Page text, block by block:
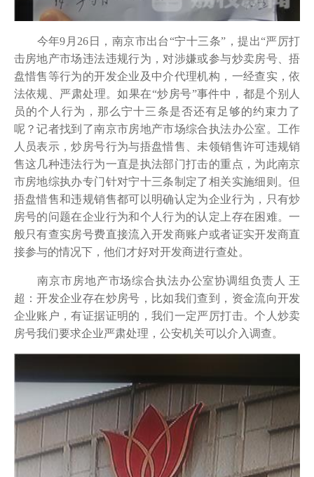
今年9月26日，南京市出台“宁十三条”，提出“严厉打
击房地产市场违法违规行为，对涉嫌或参与炒卖房号、捂
盘惜售等行为的开发企业及中介代理机构，一经查实，依
法依规、严肃处理。如果在“炒房号”事件中，都是个别人
员的个人行为，那么宁十三条是否还有足够的约束力了
呢？记者找到了南京市房地产市场综合执法办公室。工作
人员表示，炒房号行为与捂盘惜售、未领销售许可违规销
售这几种违法行为一直是执法部门打击的重点，为此南京
市房地综执办专门针对宁十三条制定了相关实施细则。但
捂盘惜售和违规销售都可以明确认定为企业行为，只有炒
房号的问题在企业行为和个人行为的认定上存在困难。一
般只有查实房号费直接流入开发商账户或者证实开发商直
接参与的情况下，他们才好对开发商进行查处。
南京市房地产市场综合执法办公室协调组负责人 王
超：开发企业存在炒房号，比如我们查到，资金流向开发
企业账户，有证据证明的，我们一定严厉打击。个人炒卖
房号我们要求企业严肃处理，公安机关可以介入调查。